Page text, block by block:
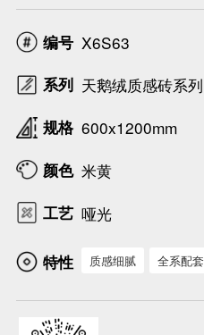
编号 X6S63
系列 天鹅绒质感砖系列
规格 600x1200mm
颜色 米黄
工艺 哑光
特性 质感细腻 全系配套